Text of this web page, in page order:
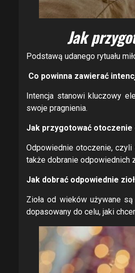
Jak
Podstawą udanego rytuału
Co powinna zawierać
Intencja stanowi kluczowy
swoje pragnienia.
Jak przygotować otoczenie
Odpowiednie otoczenie,
także dobranie odpowiednich
Jak dobrać odpowiednie
Zioła od wieków używane
dopasowany do celu, jaki